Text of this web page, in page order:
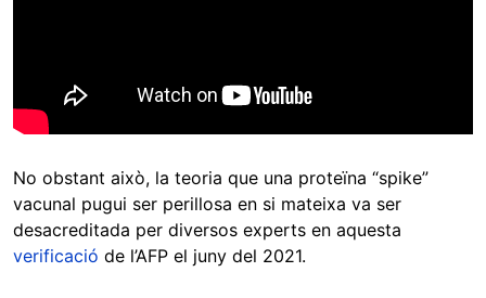
No obstant això, la teoria que una proteïna “spike”
vacunal pugui ser perillosa en si mateixa va ser
desacreditada per diversos experts en aquesta
verificació de l’AFP el juny del 2021.